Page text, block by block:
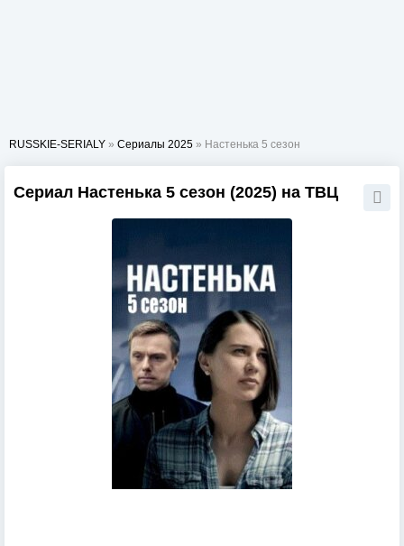
RUSSKIE-SERIALY » Сериалы 2025 » Настенька 5 сезон
Сериал Настенька 5 сезон (2025) на ТВЦ